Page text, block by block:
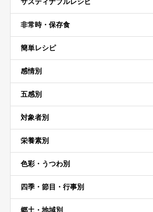
サスティナブルレシピ
非常時・保存食
簡単レシピ
感情別
五感別
対象者別
栄養素別
色彩・うつわ別
四季・節目・行事別
郷土・地域別